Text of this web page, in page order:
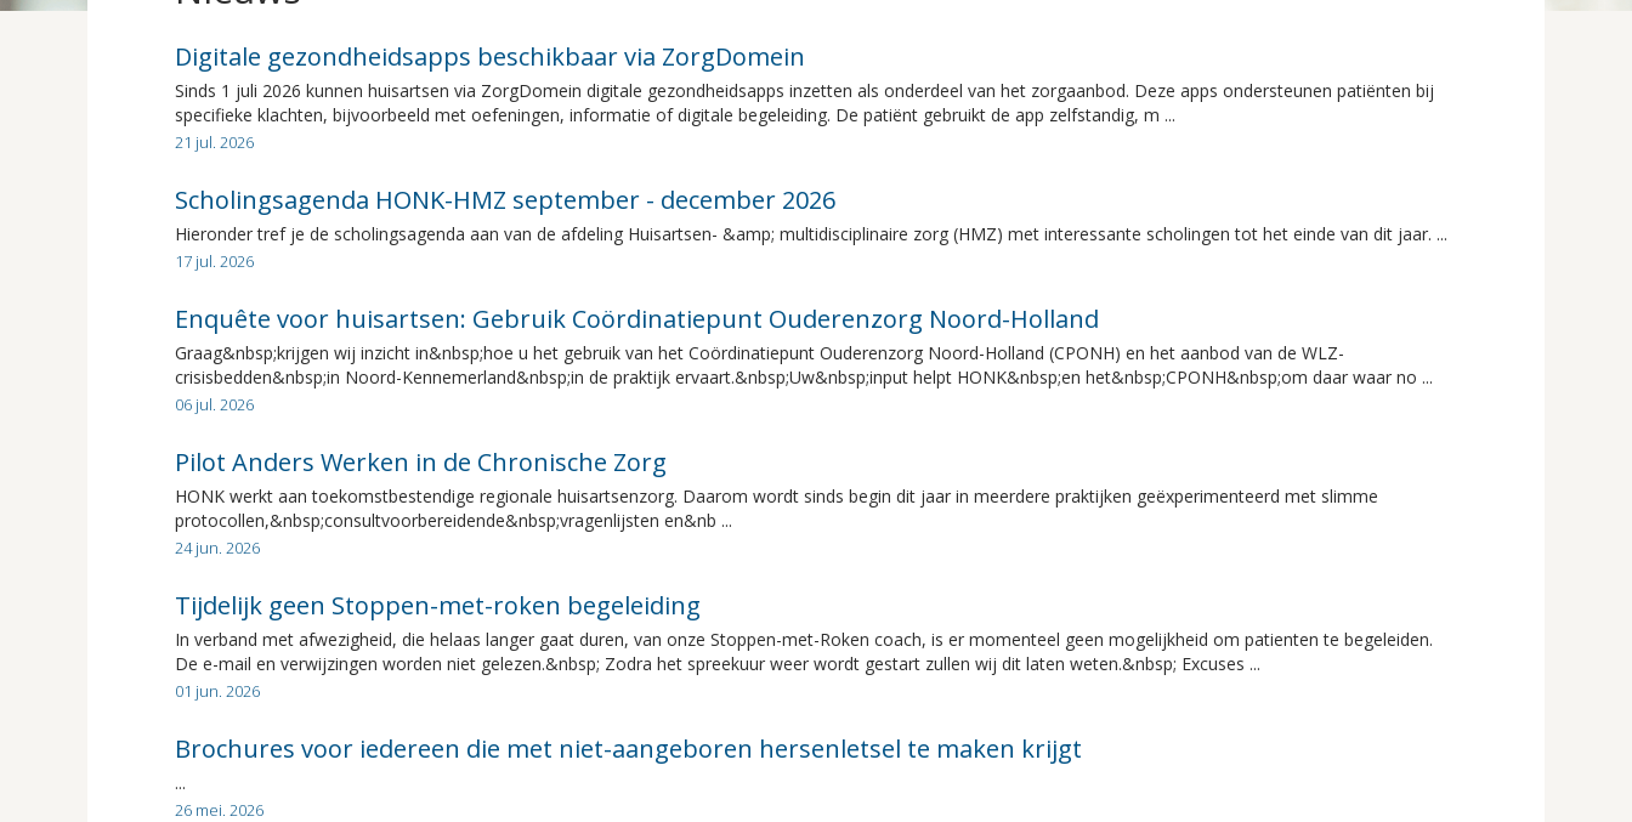
Digitale gezondheidsapps beschikbaar via ZorgDomein
Sinds 1 juli 2026 kunnen huisartsen via ZorgDomein digitale gezondheidsapps inzetten als onderdeel van het zorgaanbod. Deze apps ondersteunen patiënten bij
specifieke klachten, bijvoorbeeld met oefeningen, informatie of digitale begeleiding. De patiënt gebruikt de app zelfstandig, m ...
21 jul. 2026
Scholingsagenda HONK-HMZ september - december 2026
Hieronder tref je de scholingsagenda aan van de afdeling Huisartsen- &amp; multidisciplinaire zorg (HMZ) met interessante scholingen tot het einde van dit jaar. ...
17 jul. 2026
Enquête voor huisartsen: Gebruik Coördinatiepunt Ouderenzorg Noord-Holland
Graag&nbsp;krijgen wij inzicht in&nbsp;hoe u het gebruik van het Coördinatiepunt Ouderenzorg Noord-Holland (CPONH) en het aanbod van de WLZ-
crisisbedden&nbsp;in Noord-Kennemerland&nbsp;in de praktijk ervaart.&nbsp;Uw&nbsp;input helpt HONK&nbsp;en het&nbsp;CPONH&nbsp;om daar waar no ...
06 jul. 2026
Pilot Anders Werken in de Chronische Zorg
HONK werkt aan toekomstbestendige regionale huisartsenzorg. Daarom wordt sinds begin dit jaar in meerdere praktijken geëxperimenteerd met slimme
protocollen,&nbsp;consultvoorbereidende&nbsp;vragenlijsten en&nb ...
24 jun. 2026
Tijdelijk geen Stoppen-met-roken begeleiding
In verband met afwezigheid, die helaas langer gaat duren, van onze Stoppen-met-Roken coach, is er momenteel geen mogelijkheid om patienten te begeleiden.
De e-mail en verwijzingen worden niet gelezen.&nbsp; Zodra het spreekuur weer wordt gestart zullen wij dit laten weten.&nbsp; Excuses ...
01 jun. 2026
Brochures voor iedereen die met niet-aangeboren hersenletsel te maken krijgt
...
26 mei. 2026